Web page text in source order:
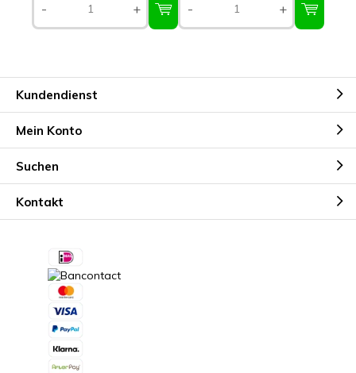
- + - +
Kundendienst
Mein Konto
Suchen
Kontakt